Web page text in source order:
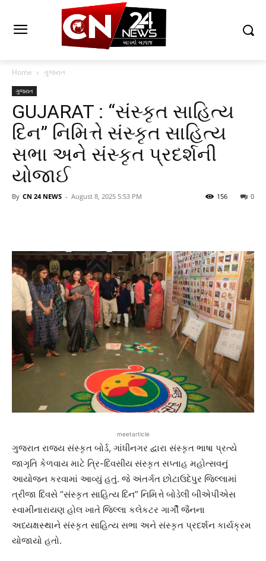
Home ગુજરાત
ગુજરાત
GUJARAT : “સંસ્કૃત સાહિત્ય
દિન” નિમિત્તે સંસ્કૃત સાહિત્ય
સભા અને સંસ્કૃત પ્રદર્શની
યોજાઈ
By CN 24 NEWS - August 8, 2025 5:53 PM 0
156
meetarticle
ગુજરાત રાજ્ય સંસ્કૃત બોર્ડ, ગાંધીનગર દ્વારા સંસ્કૃત ભાષા પ્રત્યે
જાગૃતિ કેળવાય માટે ત્રિ-દિવસીય સંસ્કૃત સપ્તાહ મહોત્સવનું
આયોજન કરવામાં આવ્યું હતું. જે અંતર્ગત છોટાઉદેપુર જિલ્લામાં
ત્રીજા દિવસે “સંસ્કૃત સાહિત્ય દિન” નિમિત્તે બોડેલી બીએપીએસ
સ્વામીનારાયણ હોલ ખાતે જિલ્લા કલેકટર ગાર્ગી જૈનના
અધ્યક્ષસ્થાને સંસ્કૃત સાહિત્ય સભા અને સંસ્કૃત પ્રદર્શન કાર્યક્રમ
યોજાયો હતો.